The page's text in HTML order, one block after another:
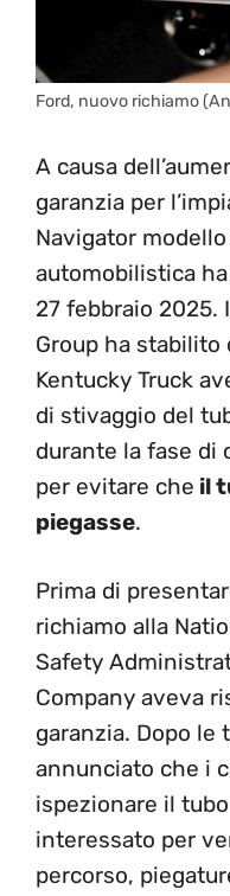
Ford, nuovo richiamo
A causa
garanzia per
Navigator
automobilistica
27 febbraio 2025.
Group ha
Kentucky Truck
di stivaggio del
durante la fase di
per evitare che il
piegasse.
Prima di
richiamo alla
Safety
Company aveva
garanzia. Dopo le
annunciato che i
ispezionare il
interessato per
percorso,